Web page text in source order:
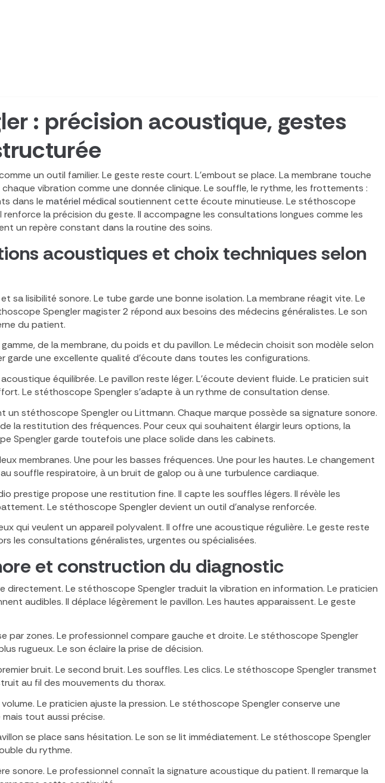
: précision acoustique, gestes
un outil familier. Le geste reste court. L’embout se place. La membrane touche
vibration comme une donnée clinique. Le souffle, le rythme, les frottements :
dans le matériel médical soutiennent cette écoute minutieuse. Le stéthoscope
renforce la précision du geste. Il accompagne les consultations longues comme les
un repère constant dans la routine des soins.
acoustiques et choix techniques selon
sa lisibilité sonore. Le tube garde une bonne isolation. La membrane réagit vite. Le
Spengler magister 2 répond aux besoins des médecins généralistes. Le son
du patient.
de la membrane, du poids et du pavillon. Le médecin choisit son modèle selon
garde une excellente qualité d’écoute dans toutes les configurations.
équilibrée. Le pavillon reste léger. L’écoute devient fluide. Le praticien suit
Le stéthoscope Spengler s’adapte à un rythme de consultation dense.
un stéthoscope Spengler ou Littmann. Chaque marque possède sa signature sonore.
la restitution des fréquences. Pour ceux qui souhaitent élargir leurs options, la
Spengler garde toutefois une place solide dans les cabinets.
membranes. Une pour les basses fréquences. Une pour les hautes. Le changement
souffle respiratoire, à un bruit de galop ou à une turbulence cardiaque.
prestige propose une restitution fine. Il capte les souffles légers. Il révèle les
Le stéthoscope Spengler devient un outil d’analyse renforcée.
qui veulent un appareil polyvalent. Il offre une acoustique régulière. Le geste reste
les consultations généralistes, urgentes ou spécialisées.
et construction du diagnostic
directement. Le stéthoscope Spengler traduit la vibration en information. Le praticien
audibles. Il déplace légèrement le pavillon. Les hautes apparaissent. Le geste
par zones. Le professionnel compare gauche et droite. Le stéthoscope Spengler
rugueux. Le son éclaire la prise de décision.
bruit. Le second bruit. Les souffles. Les clics. Le stéthoscope Spengler transmet
au fil des mouvements du thorax.
Le praticien ajuste la pression. Le stéthoscope Spengler conserve une
tout aussi précise.
se place sans hésitation. Le son se lit immédiatement. Le stéthoscope Spengler
du rythme.
sonore. Le professionnel connaît la signature acoustique du patient. Il remarque la